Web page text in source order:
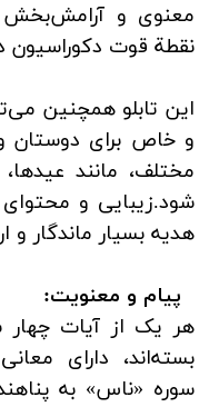
معنوی و آرامش‌بخش
نقطة قوت دکوراسیون
این تابلو همچنین
و خاص برای دوستان
مختلف، مانند
شود.زیبایی و محتوای
هدیه بسیار ماندگار و
پیام و معنویت:
هر یک از آیات چهار
بسته‌اند، دارای
سوره «ناس» به